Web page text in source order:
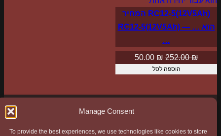
Manage Consent
To provide the best experiences, we use technologies like cookies to store
RC12-5(12V5Ah) המחיר
הוא … — RC12-5(12V5Ah)
…
252.00₪
המחיר
המקורי
252.00 ₪.
50.00 ₪
50.00 ₪.
הוספה לסל